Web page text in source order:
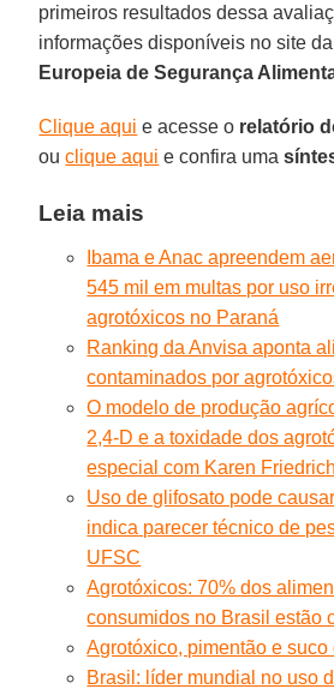
primeiros resultados dessa
informações disponíveis no site da
Europeia de Segurança
Clique aqui e acesse o relatório
ouclique aqui e confira uma
Leia mais
Ibama e Anac apreendem
545 mil em multas por uso
agrotóxicos no Paraná
Ranking da Anvisa aponta
contaminados por
O modelo de produção
2,4-D e a toxidade dos
especial com Karen Friedrich
Uso de glifosato pode
indica parecer técnico de
UFSC
Agrotóxicos: 70% dos
consumidos no Brasil estão
Agrotóxico, pimentão e suco
Brasil: líder mundial no uso